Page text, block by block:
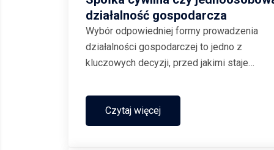
działalność gospodarcza
Wybór odpowiedniej formy prowadzenia
działalności gospodarczej to jedno z
kluczowych decyzji, przed jakimi staje
jednoosobowa działalność gospodarcza,
spółka cywilna mają swoje zalety i wady,
mogą wpływać na sukces lub porażkę...
Czytaj więcej